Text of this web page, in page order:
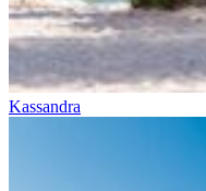
Kassandra